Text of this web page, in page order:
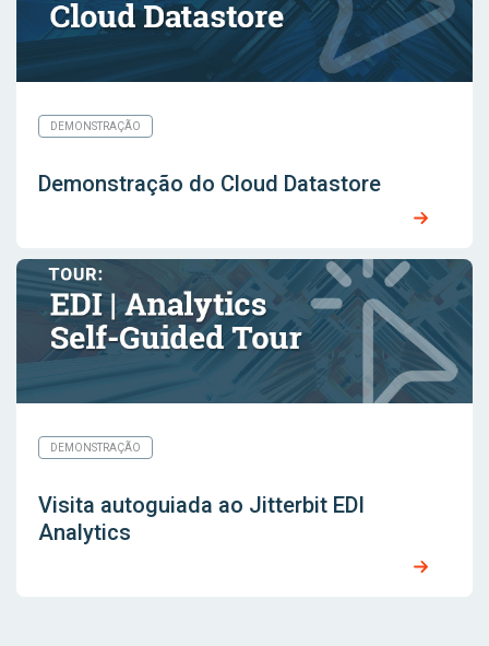
DEMONSTRAÇÃO
Demonstração do Cloud Datastore
DEMONSTRAÇÃO
Visita autoguiada ao Jitterbit EDI
Analytics